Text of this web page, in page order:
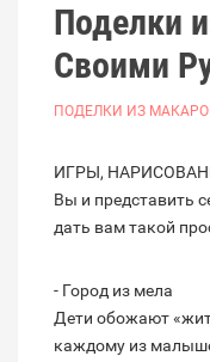
Поделки
Своими
ПОДЕЛКИ ИЗ
ИГРЫ,
Вы и представить
дать вам такой
- Город из мела
Дети обожают
каждому из